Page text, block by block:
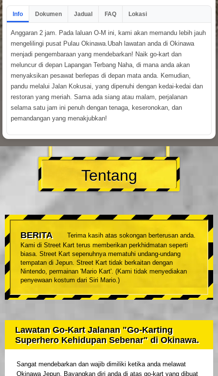
Info Dokumen Jadual FAQ Lokasi
Anggaran 2 jam. Pada laluan O-M ini, kami akan memandu lebih jauh
mengelilingi pusat Pulau Okinawa.Ubah lawatan anda di Okinawa
menjadi pengembaraan yang mendebarkan! Naik go-kart dan
meluncur di depan Lapangan Terbang Naha, di mana anda akan
menyaksikan pesawat berlepas di depan mata anda. Kemudian,
pandu melalui Jalan Kokusai, yang dipenuhi dengan kedai-kedai dan
restoran yang meriah. Sama ada siang atau malam, perjalanan
selama satu jam ini penuh dengan tenaga, keseronokan, dan
pemandangan yang menakjubkan!
Tentang
BERITA
Terima kasih atas sokongan berterusan anda.
Kami di Street Kart terus memberikan perkhidmatan seperti
biasa. Street Kart sepenuhnya mematuhi undang-undang
tempatan di Jepun. Street Kart tidak berkaitan dengan
Nintendo, permainan 'Mario Kart'. (Kami tidak menyediakan
penyewaan kostum dari Siri Mario.)
Lawatan Go-Kart Jalanan "Go-Karting
Superhero Kehidupan Sebenar" di Okinawa.
Sangat mendebarkan dan wajib dimiliki ketika anda melawat
Okinawa Jepun. Bayangkan diri anda di atas go-kart yang dibuat